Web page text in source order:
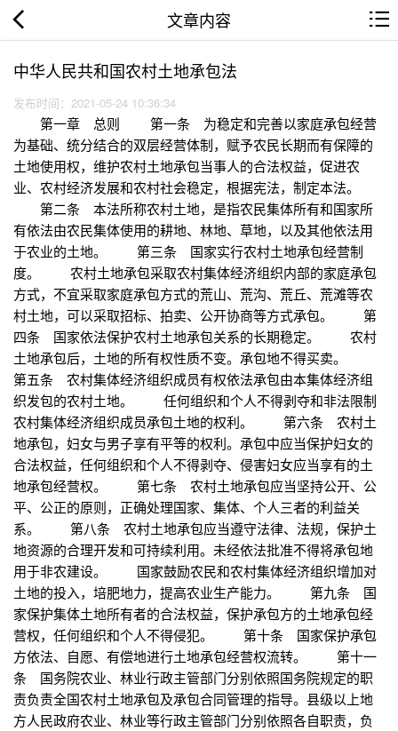
文章内容
中华人民共和国农村土地承包法
发布时间：2021-05-24 10:36:34
第一章 总则 第一条 为稳定和完善以家庭承包经营
为基础、统分结合的双层经营体制，赋予农民长期而有保障的
土地使用权，维护农村土地承包当事人的合法权益，促进农
业、农村经济发展和农村社会稳定，根据宪法，制定本法。
第二条 本法所称农村土地，是指农民集体所有和国家所
有依法由农民集体使用的耕地、林地、草地，以及其他依法用
于农业的土地。 第三条 国家实行农村土地承包经营制
度。 农村土地承包采取农村集体经济组织内部的家庭承包
方式，不宜采取家庭承包方式的荒山、荒沟、荒丘、荒滩等农
村土地，可以采取招标、拍卖、公开协商等方式承包。 第
四条 国家依法保护农村土地承包关系的长期稳定。 农村
土地承包后，土地的所有权性质不变。承包地不得买卖。
第五条 农村集体经济组织成员有权依法承包由本集体经济组
织发包的农村土地。 任何组织和个人不得剥夺和非法限制
农村集体经济组织成员承包土地的权利。 第六条 农村土
地承包，妇女与男子享有平等的权利。承包中应当保护妇女的
合法权益，任何组织和个人不得剥夺、侵害妇女应当享有的土
地承包经营权。 第七条 农村土地承包应当坚持公开、公
平、公正的原则，正确处理国家、集体、个人三者的利益关
系。 第八条 农村土地承包应当遵守法律、法规，保护土
地资源的合理开发和可持续利用。未经依法批准不得将承包地
用于非农建设。 国家鼓励农民和农村集体经济组织增加对
土地的投入，培肥地力，提高农业生产能力。 第九条 国
家保护集体土地所有者的合法权益，保护承包方的土地承包经
营权，任何组织和个人不得侵犯。 第十条 国家保护承包
方依法、自愿、有偿地进行土地承包经营权流转。 第十一
条 国务院农业、林业行政主管部门分别依照国务院规定的职
责负责全国农村土地承包及承包合同管理的指导。县级以上地
方人民政府农业、林业等行政主管部门分别依照各自职责，负